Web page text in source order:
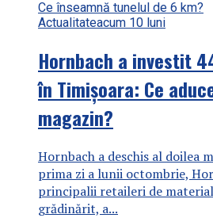
Actualitateacum 10 luni
Hornbach a investit
în Timișoara: Ce
magazin?
Hornbach a deschis al doilea
prima zi a lunii octombrie,
principalii retaileri de
grădinărit, a...